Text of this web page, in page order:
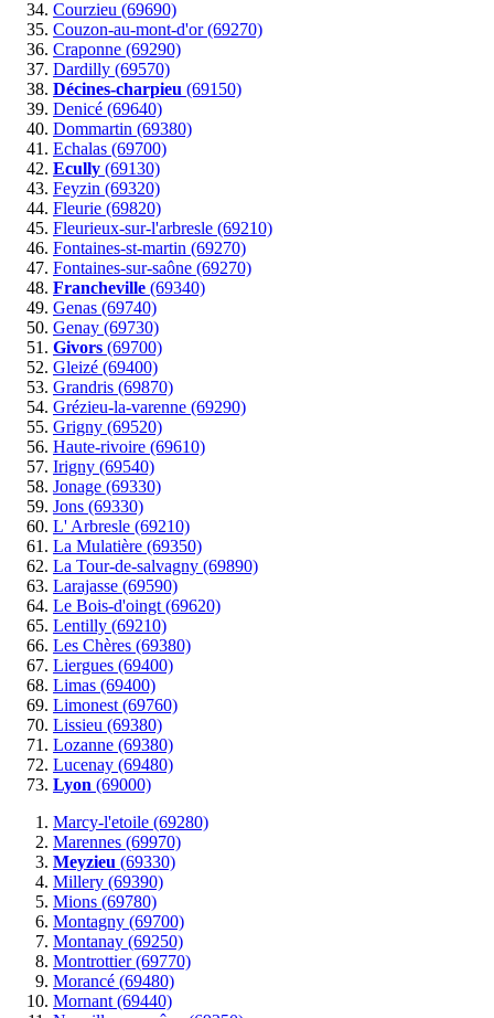
Courzieu (69690)
Couzon-au-mont-d'or (69270)
Craponne (69290)
Dardilly (69570)
Décines-charpieu (69150)
Denicé (69640)
Dommartin (69380)
Echalas (69700)
Ecully (69130)
Feyzin (69320)
Fleurie (69820)
Fleurieux-sur-l'arbresle (69210)
Fontaines-st-martin (69270)
Fontaines-sur-saône (69270)
Francheville (69340)
Genas (69740)
Genay (69730)
Givors (69700)
Gleizé (69400)
Grandris (69870)
Grézieu-la-varenne (69290)
Grigny (69520)
Haute-rivoire (69610)
Irigny (69540)
Jonage (69330)
Jons (69330)
L' Arbresle (69210)
La Mulatière (69350)
La Tour-de-salvagny (69890)
Larajasse (69590)
Le Bois-d'oingt (69620)
Lentilly (69210)
Les Chères (69380)
Liergues (69400)
Limas (69400)
Limonest (69760)
Lissieu (69380)
Lozanne (69380)
Lucenay (69480)
Lyon (69000)
Marcy-l'etoile (69280)
Marennes (69970)
Meyzieu (69330)
Millery (69390)
Mions (69780)
Montagny (69700)
Montanay (69250)
Montrottier (69770)
Morancé (69480)
Mornant (69440)